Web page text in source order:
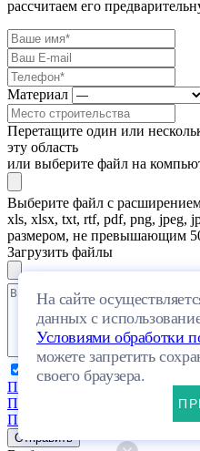
рассчитаем его
Материал
Перетащите один или
эту область
или выберите файл на
Выберите файл с
xls, xlsx, txt, rtf, pdf, png, jpeg,
размером, не превышающим
Загрузить файлы
Я даю свое согласие на
Персональных данных
и
Политикой
Пользовательским
Отправить
На сайте
данных с
Условиями обработки
можете запретить
своего браузера.